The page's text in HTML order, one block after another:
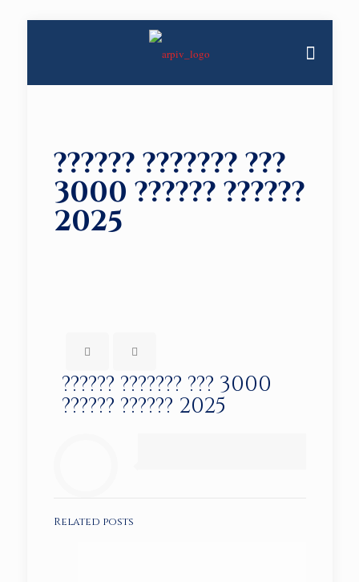
?????? ??????? ???
3000 ?????? ??????
2025
?????? ??????? ??? 3000
?????? ?????? 2025
Related posts